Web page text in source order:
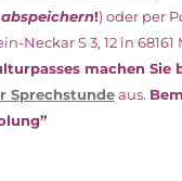
!) oder per
Neckar S 3, 12 in
machen Sie
Sprechstundeaus.